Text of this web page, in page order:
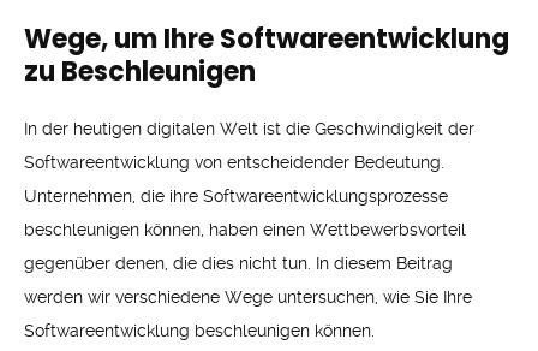
Wege, um Ihre Softwareentwicklung
zu Beschleunigen
In der heutigen digitalen Welt ist die Geschwindigkeit der
Softwareentwicklung von entscheidender Bedeutung.
Unternehmen, die ihre Softwareentwicklungsprozesse
beschleunigen können, haben einen Wettbewerbsvorteil
gegenüber denen, die dies nicht tun. In diesem Beitrag
werden wir verschiedene Wege untersuchen, wie Sie Ihre
Softwareentwicklung beschleunigen können.